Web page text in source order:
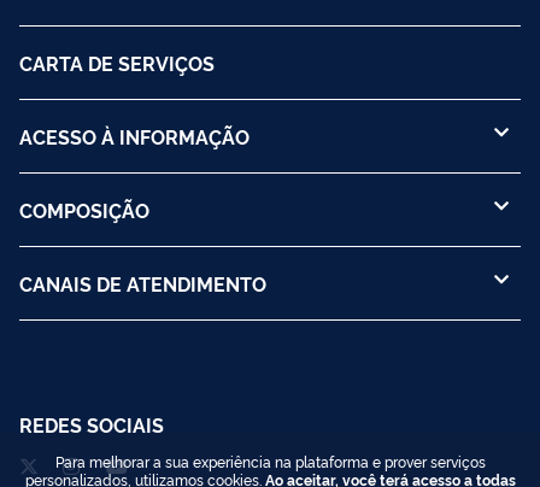
CARTA DE SERVIÇOS
ACESSO À INFORMAÇÃO
COMPOSIÇÃO
CANAIS DE ATENDIMENTO
REDES SOCIAIS
Para melhorar a sua experiência na plataforma e prover serviços
personalizados, utilizamos cookies. Ao aceitar, você terá acesso a todas